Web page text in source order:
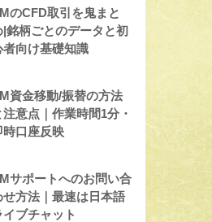
のCFD取引を鬼まと
|銘柄ごとのデータと初
者向け基礎知識
資金移動/振替の方法
注意点｜作業時間1分・
時口座反映
サポートへのお問い合
せ方法｜最速は日本語
イブチャット